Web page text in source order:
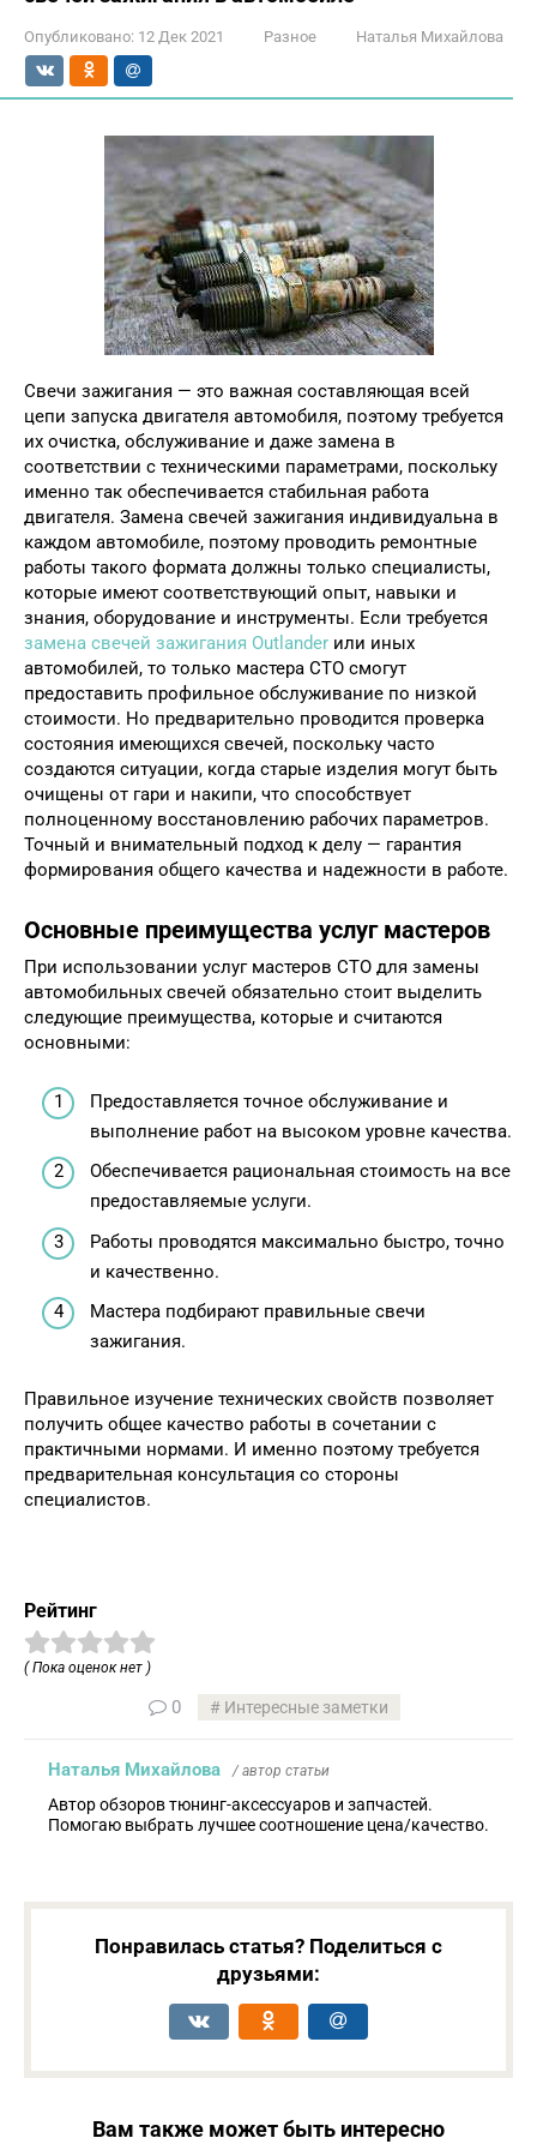
Опубликовано: 12 Дек 2021 Разное Наталья Михайлова
Свечи зажигания — это важная составляющая всей
цепи запуска двигателя автомобиля, поэтому требуется
их очистка, обслуживание и даже замена в
соответствии с техническими параметрами, поскольку
именно так обеспечивается стабильная работа
двигателя. Замена свечей зажигания индивидуальна в
каждом автомобиле, поэтому проводить ремонтные
работы такого формата должны только специалисты,
которые имеют соответствующий опыт, навыки и
знания, оборудование и инструменты. Если требуется
замена свечей зажигания Outlander или иных
автомобилей, то только мастера СТО смогут
предоставить профильное обслуживание по низкой
стоимости. Но предварительно проводится проверка
состояния имеющихся свечей, поскольку часто
создаются ситуации, когда старые изделия могут быть
очищены от гари и накипи, что способствует
полноценному восстановлению рабочих параметров.
Точный и внимательный подход к делу — гарантия
формирования общего качества и надежности в работе.
Основные преимущества услуг мастеров
При использовании услуг мастеров СТО для замены
автомобильных свечей обязательно стоит выделить
следующие преимущества, которые и считаются
основными:
Предоставляется точное обслуживание и
выполнение работ на высоком уровне качества.
Обеспечивается рациональная стоимость на все
предоставляемые услуги.
Работы проводятся максимально быстро, точно
и качественно.
Мастера подбирают правильные свечи
зажигания.
Правильное изучение технических свойств позволяет
получить общее качество работы в сочетании с
практичными нормами. И именно поэтому требуется
предварительная консультация со стороны
специалистов.
Рейтинг
( Пока оценок нет )
0 Интересные заметки
Наталья Михайлова / автор статьи
Автор обзоров тюнинг-аксессуаров и запчастей.
Помогаю выбрать лучшее соотношение цена/качество.
Понравилась статья? Поделиться с
друзьями:
Вам также может быть интересно